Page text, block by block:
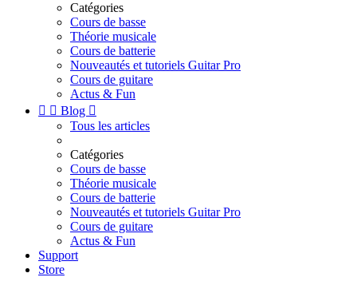
Catégories
Cours de basse
Théorie musicale
Cours de batterie
Nouveautés et tutoriels Guitar Pro
Cours de guitare
Actus & Fun
  Blog 
Tous les articles
Catégories
Cours de basse
Théorie musicale
Cours de batterie
Nouveautés et tutoriels Guitar Pro
Cours de guitare
Actus & Fun
Support
Store